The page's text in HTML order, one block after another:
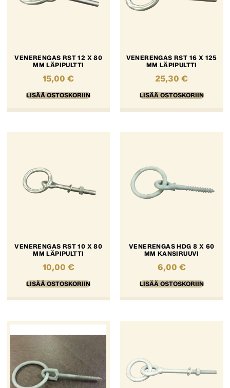
VENERENGAS RST 12 X 80
MM LÄPIPULTTI
15,00€
LISÄÄ OSTOSKORIIN
VENERENGAS RST 16 X 125
MM LÄPIPULTTI
25,30€
LISÄÄ OSTOSKORIIN
VENERENGAS RST 10 X 80
MM LÄPIPULTTI
10,00 €
LISÄÄ OSTOSKORIIN
VENERENGAS HDG 8 X 60
MM KANSIRUUVI
6,00 €
LISÄÄ OSTOSKORIIN